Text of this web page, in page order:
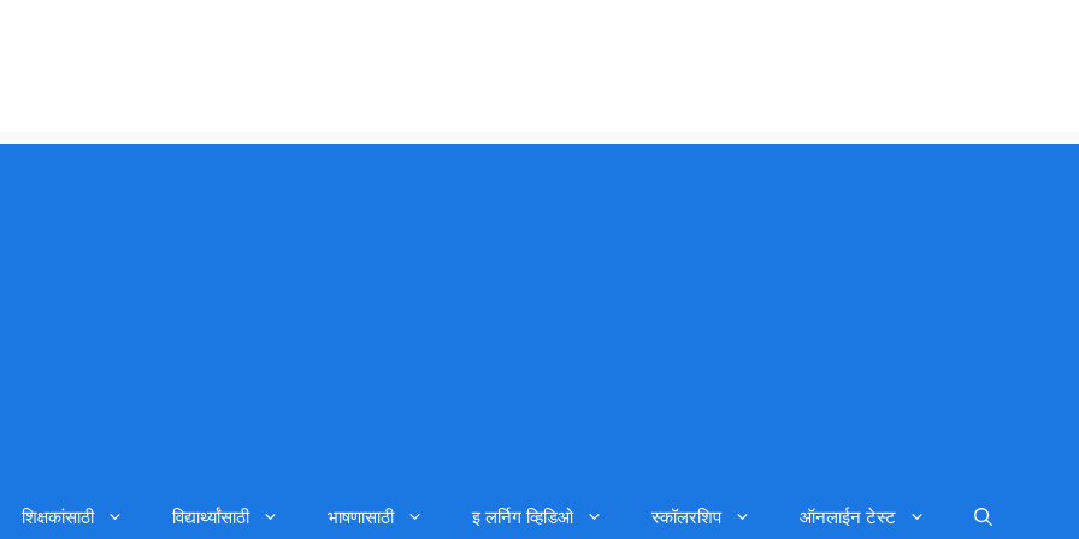
शिक्षकांसाठी विद्यार्थ्यांसाठी भाषणासाठी इ लर्निग व्हिडिओ स्कॉलरशिप ऑनलाईन टेस्ट